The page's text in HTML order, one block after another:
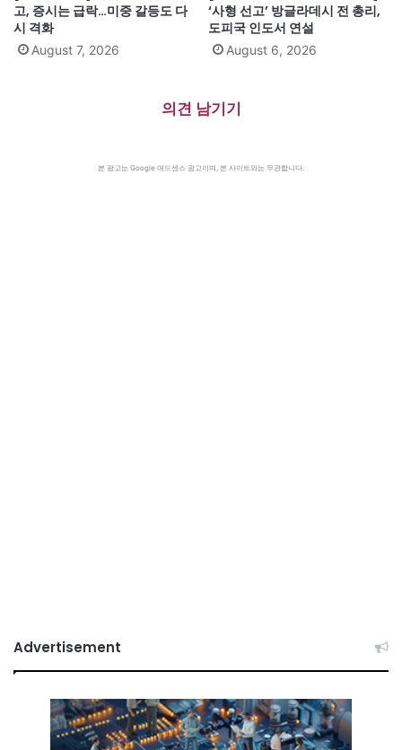
고, 증시는 급락…미중 갈등도 다
시 격화
August 7, 2026
‘사형 선고’ 방글라데시 전 총리,
도피국 인도서 연설
August 6, 2026
의견 남기기
본 광고는 Google 애드센스 광고이며, 본 사이트와는 무관합니다.
Advertisement